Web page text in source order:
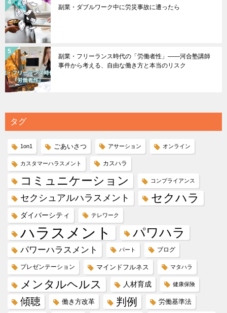
副業・ダブルワーク中に労災事故に遭ったら
副業・フリーランス時代の「労働者性」――河合塾講師
事件から考える、自由な働き方と本当のリスク
タグ
1on1 ごあいさつ アサーション オンライン
カスタマーハラスメント カスハラ
コミュニケーション コンプライアンス
セクシュアルハラスメント セクハラ
ダイバーシティ テレワーク
ハラスメント パワハラ
パワーハラスメント パート ブログ
プレゼンテーション マインドフルネス マタハラ
メンタルヘルス 人材育成 健康保険
傾聴 働き方改革 判例 労働基準法